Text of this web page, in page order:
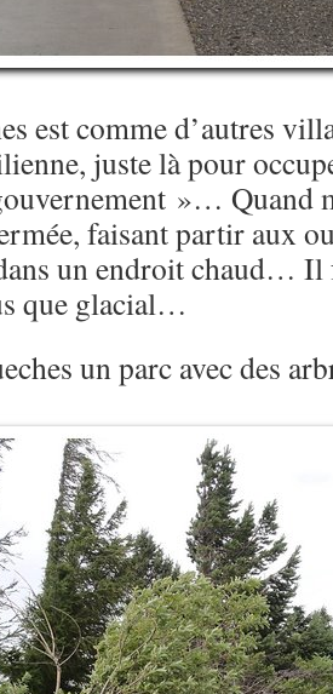
est comme d’autres
juste là pour
»… Quand
faisant partir aux
un endroit chaud…
que glacial…
un parc avec des